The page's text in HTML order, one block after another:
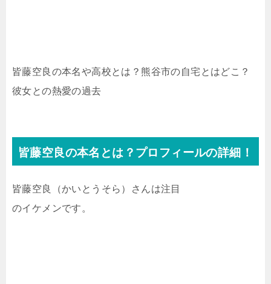
皆藤空良の本名や高校とは？熊谷市の自宅とはどこ？
彼女との熱愛の過去
皆藤空良の本名とは？プロフィールの詳細！
皆藤空良（かいとうそら）さんは注目
のイケメンです。